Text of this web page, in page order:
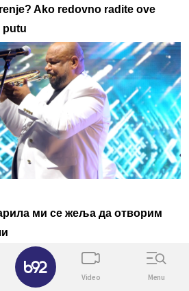
Ako redovno radite ove
putu
ми се жеља да отворим
Video Menu
✕